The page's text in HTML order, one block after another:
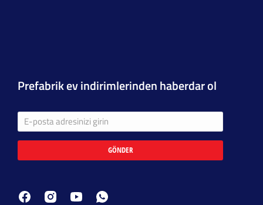
Prefabrik ev indirimlerinden haberdar ol
GÖNDER